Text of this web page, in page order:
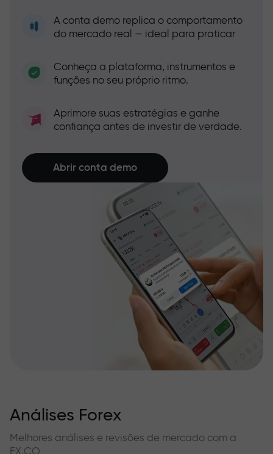
A conta demo replica o comportamento
do mercado real — ideal para praticar
Conheça a plataforma, instrumentos e
funções no seu próprio ritmo.
Aprimore suas estratégias e ganhe
confiança antes de investir de verdade.
Abrir conta demo
Análises Forex
Melhores análises e revisões de mercado com a
FX.CO